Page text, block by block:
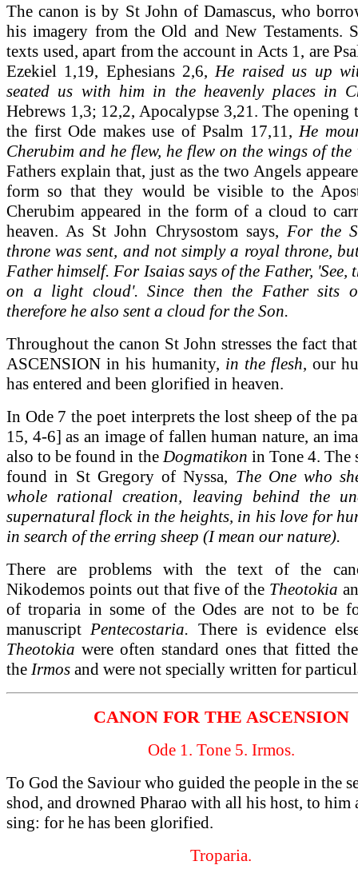
The canon is by St John of Damascus, who
his imagery from the Old and New Testaments.
texts used, apart from the account in Acts 1, are
Ezekiel 1,19, Ephesians 2,6, He raised us up
seated us with him in the heavenly places in
Hebrews 1,3; 12,2, Apocalypse 3,21. The opening
the first Ode makes use of Psalm 17,11, He
Cherubim and he flew, he flew on the wings of the
Fathers explain that, just as the two Angels
form so that they would be visible to the
Cherubim appeared in the form of a cloud to
heaven. As St John Chrysostom says, For the
throne was sent, and not simply a royal throne,
Father himself. For Isaias says of the Father, 'See,
on a light cloud'. Since then the Father sits
therefore he also sent a cloud for the Son.
Throughout the canon St John stresses the fact
ASCENSION in his humanity, in the flesh, our
has entered and been glorified in heaven.
In Ode 7 the poet interprets the lost sheep of the
15, 4-6] as an image of fallen human nature, an
also to be found in the Dogmatikon in Tone 4. The
found in St Gregory of Nyssa, The One who
whole rational creation, leaving behind the
supernatural flock in the heights, in his love for
in search of the erring sheep (I mean our nature).
There are problems with the text of the
Nikodemos points out that five of the Theotokia
of troparia in some of the Odes are not to be
manuscript Pentecostaria. There is evidence
Theotokia were often standard ones that fitted
the Irmos and were not specially written for
CANON FOR THE ASCENSION
Ode 1. Tone 5. Irmos.
To God the Saviour who guided the people in the
shod, and drowned Pharao with all his host, to him
sing: for he has been glorified.
Troparia.